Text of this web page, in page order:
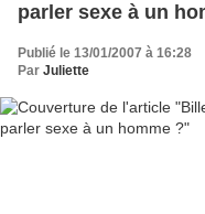
parler sexe à un
Publié le 13/01/2007 à 16:28
Par Juliette